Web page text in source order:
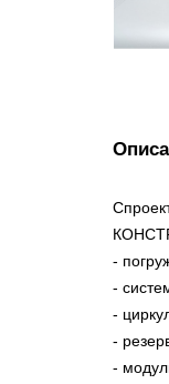
-
-
-
-
-